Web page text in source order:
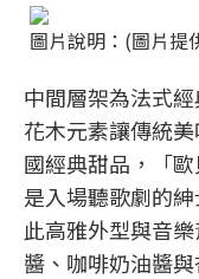
圖片說明：(圖片提
中間層架為法式
花木元素讓傳統
國經典甜品，「
是入場聽歌劇的
此高雅外型與音
醬、咖啡奶油醬